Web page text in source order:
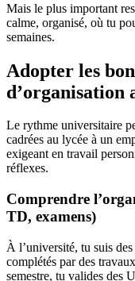
Mais le plus important
calme, organisé, où tu
semaines.
Adopter les
d’organisation
Le rythme universitaire
cadrées au lycée à un
exigeant en travail
réflexes.
Comprendre
TD, examens)
À l’université, tu suis
complétés par des
semestre, tu valides des